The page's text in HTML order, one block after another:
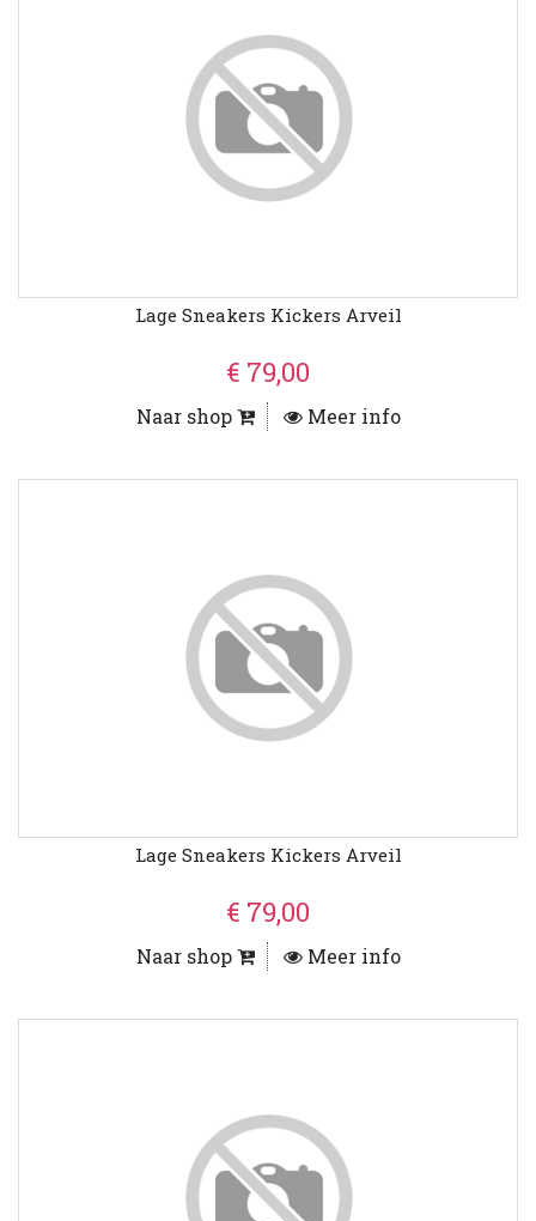
Lage Sneakers Kickers Arveil
€ 79,00
Naar shop Meer info
Lage Sneakers Kickers Arveil
€ 79,00
Naar shop Meer info